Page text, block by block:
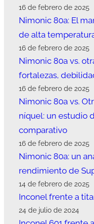
16 de febrero de 2025
Nimonic 80a: El
de alta
16 de febrero de 2025
Nimonic 80a vs.
fortalezas,
16 de febrero de 2025
Nimonic 80a vs.
níquel: un estudio
comparativo
16 de febrero de 2025
Nimonic 80a: un
rendimiento de
14 de febrero de 2025
Inconel frente a
24 de julio de 2024